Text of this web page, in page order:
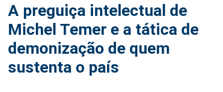
A preguiça intelectual de
Michel Temer e a tática de
demonização de quem
sustenta o país